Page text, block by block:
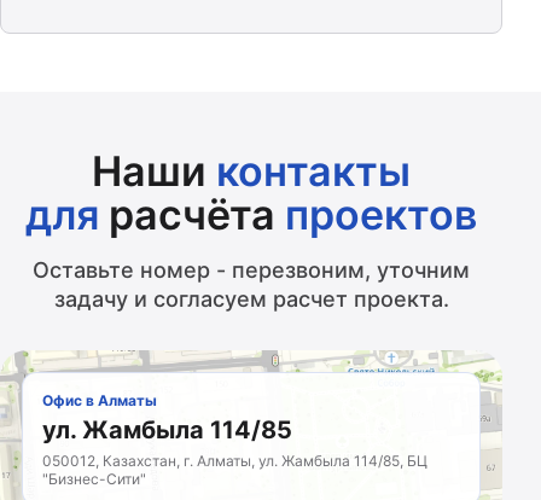
Наши контакты
для расчёта проектов
Оставьте номер - перезвоним, уточним
задачу и согласуем расчет проекта.
Офис в Алматы
ул. Жамбыла 114/85
050012, Казахстан, г. Алматы, ул. Жамбыла 114/85, БЦ
"Бизнес-Сити"МАРКЕТИНГОВОЕ